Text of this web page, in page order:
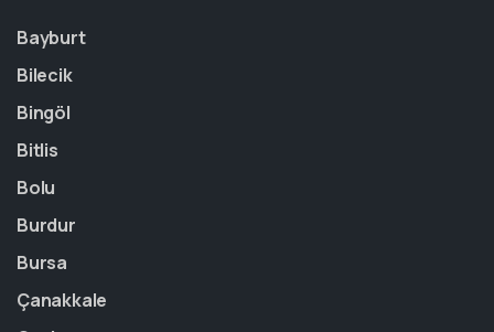
Bayburt
Bilecik
Bingöl
Bitlis
Bolu
Burdur
Bursa
Çanakkale